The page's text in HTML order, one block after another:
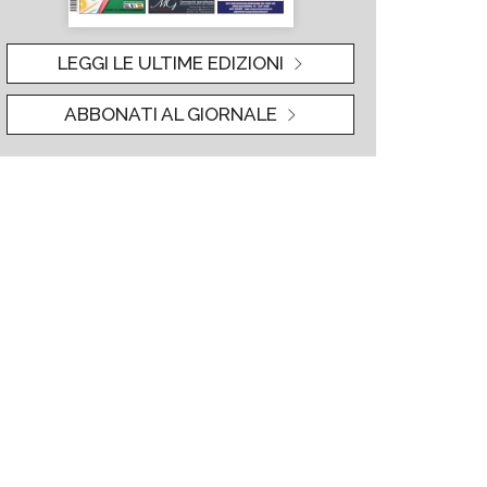
LEGGI LE ULTIME EDIZIONI
ABBONATI AL GIORNALE